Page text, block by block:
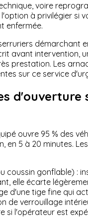
voire
à privilégier si
enfermée.
démarchant
avant intervention,
prestation. Les
sur ce service
d'ouverture
ouvre 95 % des
en 5 à 20 minutes.
coussin gonflable) :
elle écarte
d'une tige fine qui
de verrouillage
si l'opérateur est